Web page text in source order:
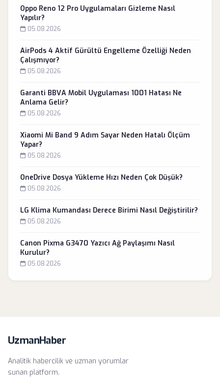
Oppo Reno 12 Pro Uygulamaları Gizleme Nasıl
Yapılır?
05.08.2026
AirPods 4 Aktif Gürültü Engelleme Özelliği Neden
Çalışmıyor?
05.08.2026
Garanti BBVA Mobil Uygulaması 1001 Hatası Ne
Anlama Gelir?
05.08.2026
Xiaomi Mi Band 9 Adım Sayar Neden Hatalı Ölçüm
Yapar?
05.08.2026
OneDrive Dosya Yükleme Hızı Neden Çok Düşük?
05.08.2026
LG Klima Kumandası Derece Birimi Nasıl Değiştirilir?
05.08.2026
Canon Pixma G3470 Yazıcı Ağ Paylaşımı Nasıl
Kurulur?
05.08.2026
UzmanHaber
Analitik habercilik ve uzman yorumlar
sunan platform.